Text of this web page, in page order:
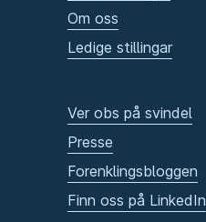
Om oss
Ledige stillingar
Ver obs på svindel
Presse
Forenklingsbloggen
Finn oss på LinkedIn